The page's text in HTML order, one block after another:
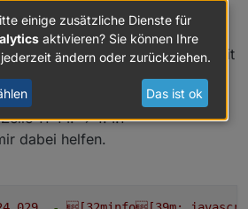
nachfolgenden Log unter
0 und nach dem Neustart mit
Version des Scriptes ohne
11-14. -> 1.4.1
dabei helfen.
einige zusätzliche Dienste für
aktivieren? Sie können Ihre
ändern oder zurückziehen.
Das ist ok